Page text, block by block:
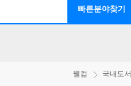
빠른분야찾기
웰컴 국내도서